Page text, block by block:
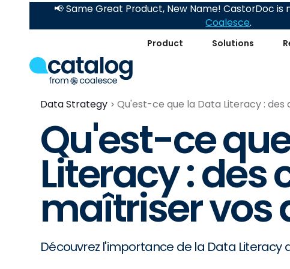
Product Solutions
📢 Same Great Product, New Name! CastorDoc
Coalesce.
Data Strategy Qu'est-ce que la Data Literacy :
Qu'est-ce
Literacy : des
maîtriser vos
Découvrez l'importance de la Data Literacy